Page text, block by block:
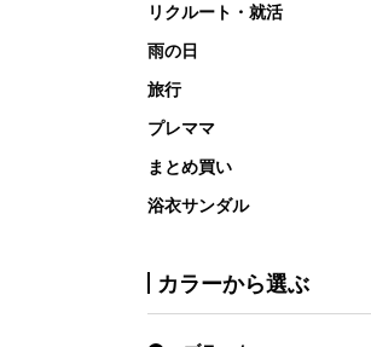
リクルート・就活
雨の日
旅行
プレママ
まとめ買い
浴衣サンダル
カラーから選ぶ